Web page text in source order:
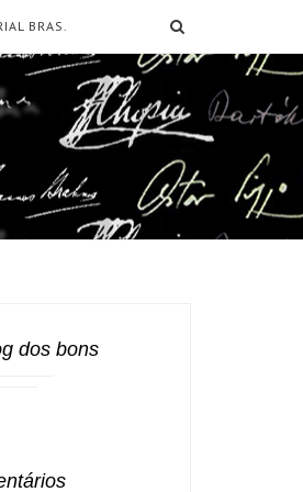
BRAS.
dos bons